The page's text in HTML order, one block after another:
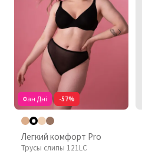
Фан Дні -57%
Легкий комфорт Pro
Трусы слипы 121LC